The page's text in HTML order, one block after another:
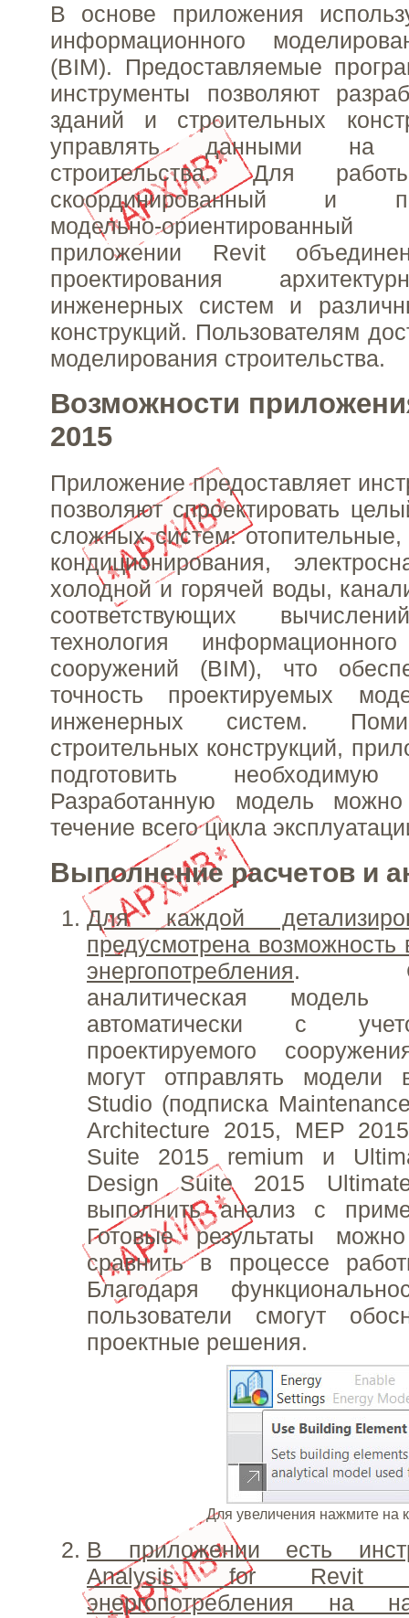
В основе приложения
информационного
(BIM). Предоставляемые
инструменты позволяют
зданий и строительных
управлять данными на
строительства. Для
скоординированный и
модельно-
приложении Revit
проектирования
инженерных систем и
конструкций. Пользователям
моделирования строительства.
Возможности
2015
Приложение предоставляет
позволяют спроектировать
сложных систем:
кондиционирования,
холодной и горячей воды,
соответствующих
технология
сооружений (BIM), что
точность проектируемых
инженерных систем.
строительных конструкций,
подготовить необходимую
Разработанную модель
течение всего цикла
Выполнение расчетов и
Для каждой
предусмотрена возможность
энергопотребления.
аналитическая модель
автоматически с
проектируемого
могут отправлять
Studio (подписка
Architecture 2015, MEP
Suite 2015 remium и
Design Suite 2015
выполнить анализ с
Готовые результаты
сравнить в процессе
Благодаря
пользователи смогут
проектные решения.
Для увеличения нажмите на
В приложении есть
Analysis for Revit
энергопотребления на